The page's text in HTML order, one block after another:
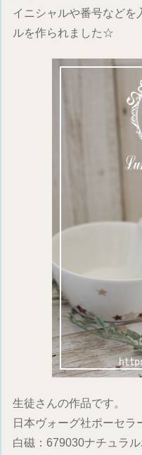
イニシャルや番号などを
ルを作られました☆
生徒さんの作品です。
日本ヴォーグ社ポーセ
白磁：679030ナチュラ